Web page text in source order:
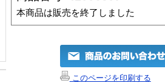
本商品は販売を終了しました
このページを印刷する